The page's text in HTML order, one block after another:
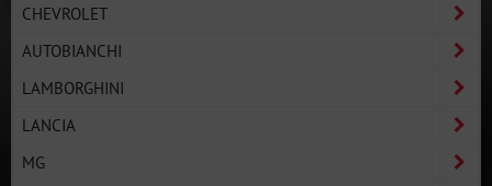
CHEVROLET
AUTOBIANCHI
LAMBORGHINI
LANCIA
MG